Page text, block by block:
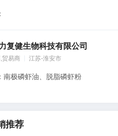
复健生物科技有限公司
贸易商 江苏-淮安市
南极磷虾油、脱脂磷虾粉
推荐